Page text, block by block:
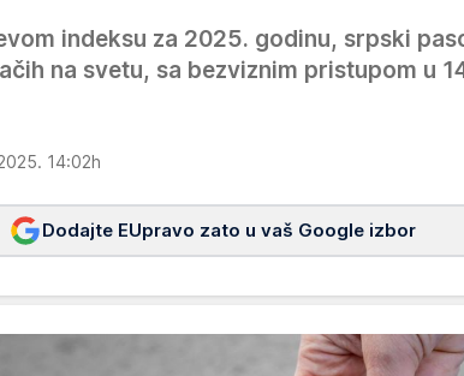
indeksu za 2025. godinu, srpski
na svetu, sa bezviznim pristupom u
14:02h
Dodajte EUpravo zato u vaš Google izbor